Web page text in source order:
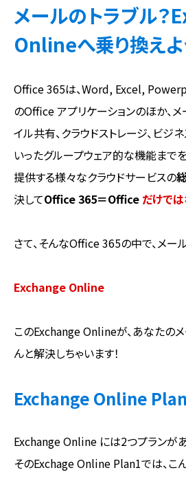
メールのトラブル？
Onlineへ乗り換えよ
Office 365は、Word, Excel,
のOffice アプリケーションのほか、メ
イル共有、クラウドストレージ、ビジ
いったグループウェア的な機能まで
提供する様々なクラウドサービスの
決してOffice 365＝Office だけで
さて、そんなOffice 365の中で、メー
Exchange Online
このExchange Onlineが、あなたの
んと解決しちゃいます！
Exchange Online
Exchange Online には2つプランが
そのExchage Online Plan1では、こ